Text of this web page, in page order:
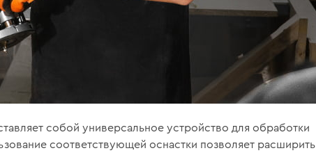
собой универсальное устройство для обработки
соответствующей оснастки позволяет расширить